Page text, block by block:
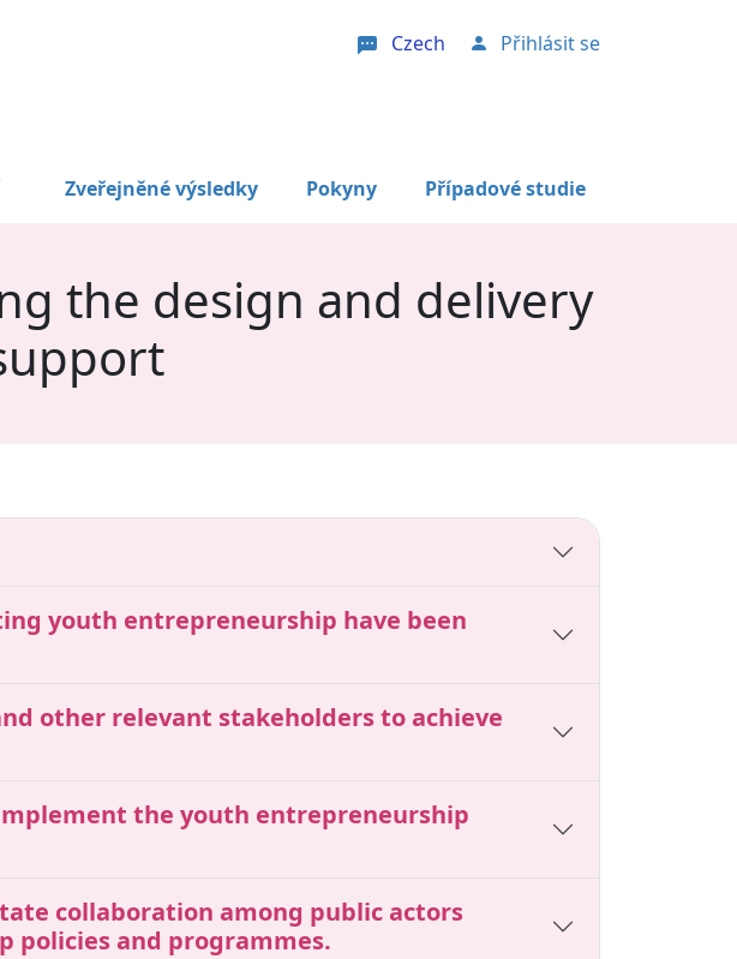
Czech User account menu
Přihlásit se
Zveřejněné výsledky Pokyny Případové studie
the design and delivery
youth entrepreneurship have been
other relevant stakeholders to achieve
the youth entrepreneurship
collaboration among public actors
policies and programmes.